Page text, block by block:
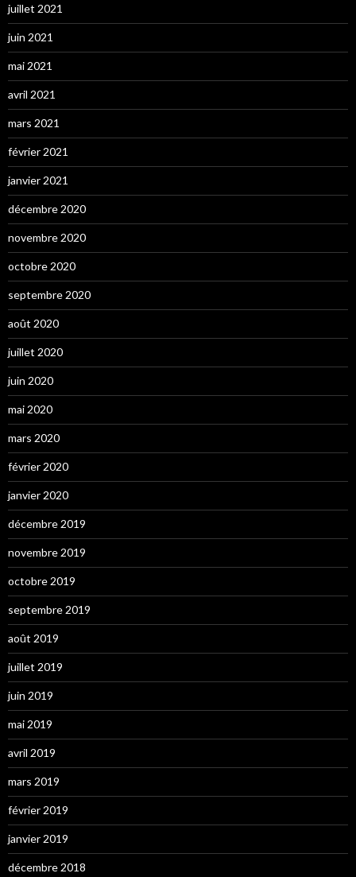
juillet 2021
juin 2021
mai 2021
avril 2021
mars 2021
février 2021
janvier 2021
décembre 2020
novembre 2020
octobre 2020
septembre 2020
août 2020
juillet 2020
juin 2020
mai 2020
mars 2020
février 2020
janvier 2020
décembre 2019
novembre 2019
octobre 2019
septembre 2019
août 2019
juillet 2019
juin 2019
mai 2019
avril 2019
mars 2019
février 2019
janvier 2019
décembre 2018